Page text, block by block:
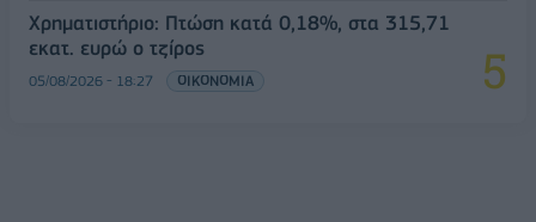
Χρηματιστήριο: Πτώση κατά 0,18%, στα 315,71
εκατ. ευρώ ο τζίρος
05/08/2026 - 18:27 ΟΙΚΟΝΟΜΙΑ